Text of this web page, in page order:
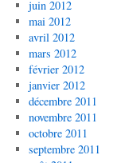
juin 2012
mai 2012
avril 2012
mars 2012
février 2012
janvier 2012
décembre 2011
novembre 2011
octobre 2011
septembre 2011